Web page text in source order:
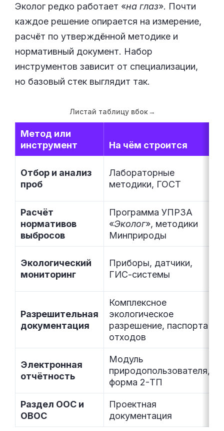
Эколог редко работает «на глаз». Почти
каждое решение опирается на измерение,
расчёт по утверждённой методике и
нормативный документ. Набор
инструментов зависит от специализации,
но базовый стек выглядит так.
Листай таблицу вбок→
Метод или
инструмент
На чём строится
Отбор и анализ
проб
Лабораторные
методики, ГОСТ
Расчёт
нормативов
выбросов
Программа УПРЗА
«Эколог», методики
Минприроды
Экологический
мониторинг
Приборы, датчики,
ГИС-системы
Разрешительная
документация
Комплексное
экологическое
разрешение, паспорта
отходов
Электронная
отчётность
Модуль
природопользователя,
форма 2-ТП
Раздел ООС и
ОВОС
Проектная
документация